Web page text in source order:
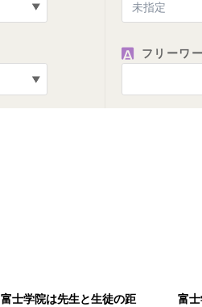
フリーワ
富士学院は先生と生徒の距
富